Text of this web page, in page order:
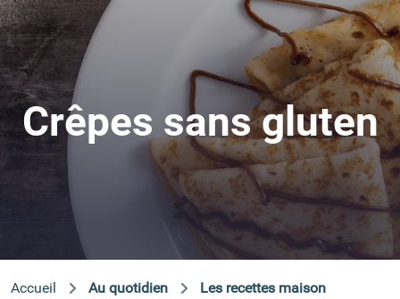
Crêpes sans gluten
Accueil Au quotidien
Les recettes maison